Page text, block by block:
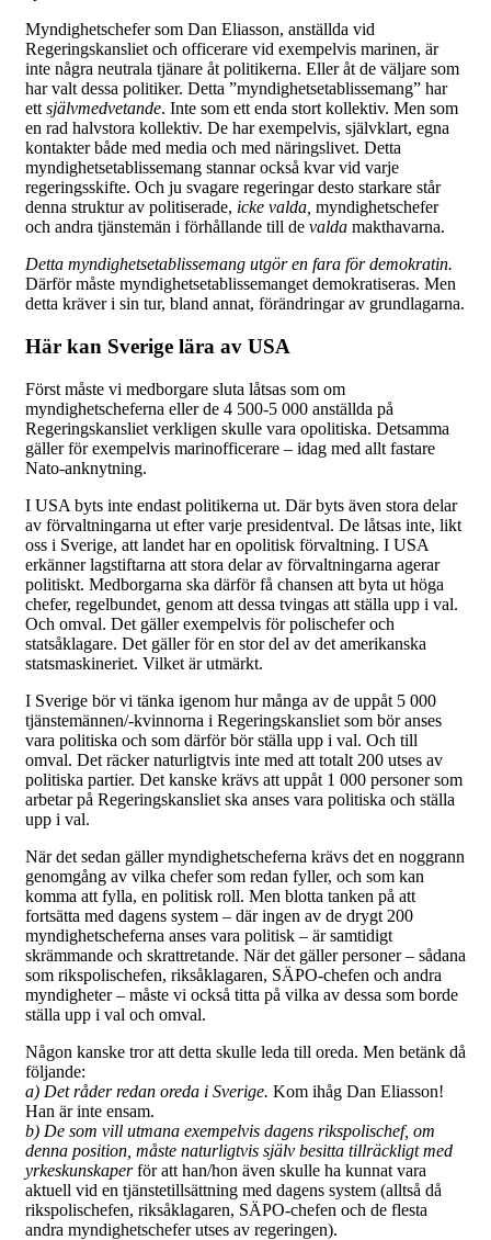
Myndighetschefer som Dan Eliasson, anställda vid
Regeringskansliet och officerare vid exempelvis marinen, är
inte några neutrala tjänare åt politikerna. Eller åt de väljare som
har valt dessa politiker. Detta ”myndighetsetablissemang” har
ett självmedvetande. Inte som ett enda stort kollektiv. Men som
en rad halvstora kollektiv. De har exempelvis, självklart, egna
kontakter både med media och med näringslivet. Detta
myndighetsetablissemang stannar också kvar vid varje
regeringsskifte. Och ju svagare regeringar desto starkare står
denna struktur av politiserade, icke valda, myndighetschefer
och andra tjänstemän i förhållande till de valda makthavarna.
Detta myndighetsetablissemang utgör en fara för demokratin.
Därför måste myndighetsetablissemanget demokratiseras. Men
detta kräver i sin tur, bland annat, förändringar av grundlagarna.
Här kan Sverige lära av USA
Först måste vi medborgare sluta låtsas som om
myndighetscheferna eller de 4 500-5 000 anställda på
Regeringskansliet verkligen skulle vara opolitiska. Detsamma
gäller för exempelvis marinofficerare – idag med allt fastare
Nato-anknytning.
I USA byts inte endast politikerna ut. Där byts även stora delar
av förvaltningarna ut efter varje presidentval. De låtsas inte, likt
oss i Sverige, att landet har en opolitisk förvaltning. I USA
erkänner lagstiftarna att stora delar av förvaltningarna agerar
politiskt. Medborgarna ska därför få chansen att byta ut höga
chefer, regelbundet, genom att dessa tvingas att ställa upp i val.
Och omval. Det gäller exempelvis för polischefer och
statsåklagare. Det gäller för en stor del av det amerikanska
statsmaskineriet. Vilket är utmärkt.
I Sverige bör vi tänka igenom hur många av de uppåt 5 000
tjänstemännen/-kvinnorna i Regeringskansliet som bör anses
vara politiska och som därför bör ställa upp i val. Och till
omval. Det räcker naturligtvis inte med att totalt 200 utses av
politiska partier. Det kanske krävs att uppåt 1 000 personer som
arbetar på Regeringskansliet ska anses vara politiska och ställa
upp i val.
När det sedan gäller myndighetscheferna krävs det en noggrann
genomgång av vilka chefer som redan fyller, och som kan
komma att fylla, en politisk roll. Men blotta tanken på att
fortsätta med dagens system – där ingen av de drygt 200
myndighetscheferna anses vara politisk – är samtidigt
skrämmande och skrattretande. När det gäller personer – sådana
som rikspolischefen, riksåklagaren, SÄPO-chefen och andra
myndigheter – måste vi också titta på vilka av dessa som borde
ställa upp i val och omval.
Någon kanske tror att detta skulle leda till oreda. Men betänk då
följande:
a) Det råder redan oreda i Sverige. Kom ihåg Dan Eliasson!
Han är inte ensam.
b) De som vill utmana exempelvis dagens rikspolischef, om
denna position, måste naturligtvis själv besitta tillräckligt med
yrkeskunskaperför att han/hon även skulle ha kunnat vara
aktuell vid en tjänstetillsättning med dagens system (alltså då
rikspolischefen, riksåklagaren, SÄPO-chefen och de flesta
andra myndighetschefer utses av regeringen).